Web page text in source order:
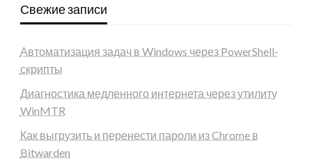
Свежие записи
Автоматизация задач в Windows через PowerShell-
скрипты
Диагностика медленного интернета через утилиту
WinMTR
Как выгрузить и перенести пароли из Chrome в
Bitwarden